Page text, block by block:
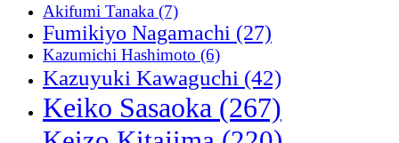
Akifumi Tanaka (7)
Fumikiyo Nagamachi (27)
Kazumichi Hashimoto (6)
Kazuyuki Kawaguchi (42)
Keiko Sasaoka (267)